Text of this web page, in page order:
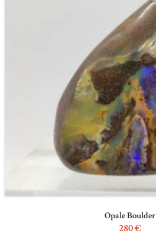
Opale Boulder
280€